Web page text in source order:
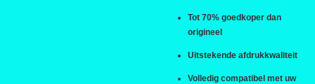
Tot 70% goedkoper dan
origineel
Uitstekende afdrukkwaliteit
Volledig compatibel met uw